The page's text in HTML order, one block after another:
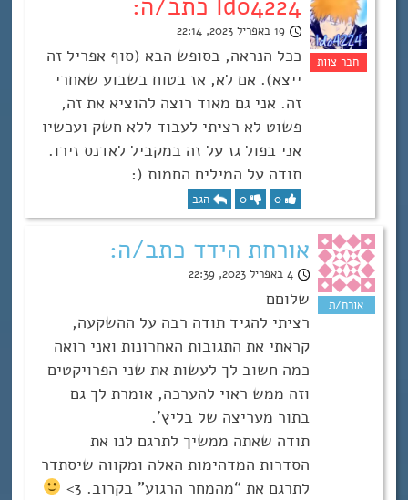
19 באפריל 2023, 22:14
ככל הנראה, בסופש הבא (סוף אפריל זה
ייצא). אם לא, אז בטוח בשבוע שאחרי
זה. אני גם מאוד רוצה להוציא את זה,
פשוט לא רציתי לעבוד ללא חשק ועכשיו
אני בפול גז על זה במקביל לאדנס זירו.
תודה על המילים החמות (:
0
0 הגב
אורחת הידד כתב/ה:
4 באפריל 2023, 22:39
שלוםם
רציתי להגיד תודה רבה על ההשקעה,
קראתי את התגובות האחרונות ואני רואה
כמה חשוב לך לעשות את שני הפרויקטים
וזה ממש ראוי להערכה, אומרת לך גם
בתור מעריצה של בליץ’.
תודה שאתה ממשיך לתרגם לנו את
הסדרות המדהימות האלה ומקווה שיסתדר
לתרגם את “מהמחר הרגוע” בקרוב. 3>